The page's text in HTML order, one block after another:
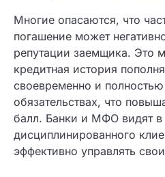
Последствия для
истории и
Многие опасаются, что
погашение может
репутации заемщика. Это
кредитная история
своевременно и
обязательствах, что